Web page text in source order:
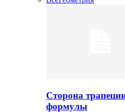
Сторона
формулы